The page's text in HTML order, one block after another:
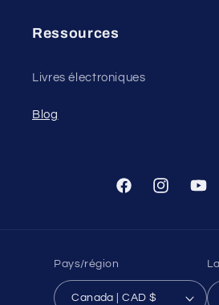
Ressources
Livres électroniques
Blog
FacebookInstagram
Pays/région
Canada | CAD $